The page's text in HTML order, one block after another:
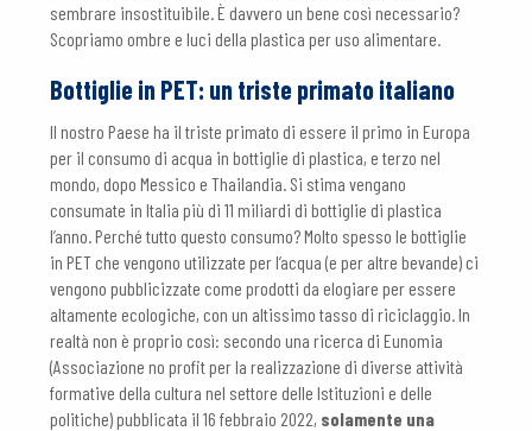
sembrare insostituibile. È davvero un bene così necessario?
Scopriamo ombre e luci della plastica per uso alimentare.
Bottiglie in PET: un triste primato italiano
Il nostro Paese ha il triste primato di essere il primo in Europa
per il consumo di acqua in bottiglie di plastica, e terzo nel
mondo, dopo Messico e Thailandia. Si stima vengano
consumate in Italia più di 11 miliardi di bottiglie di plastica
l’anno. Perché tutto questo consumo? Molto spesso le bottiglie
in PET che vengono utilizzate per l’acqua (e per altre bevande) ci
vengono pubblicizzate come prodotti da elogiare per essere
altamente ecologiche, con un altissimo tasso di riciclaggio. In
realtà non è proprio così: secondo una ricerca di Eunomia
(Associazione no profit per la realizzazione di diverse attività
formative della cultura nel settore delle Istituzioni e delle
politiche) pubblicata il 16 febbraio 2022, solamente una